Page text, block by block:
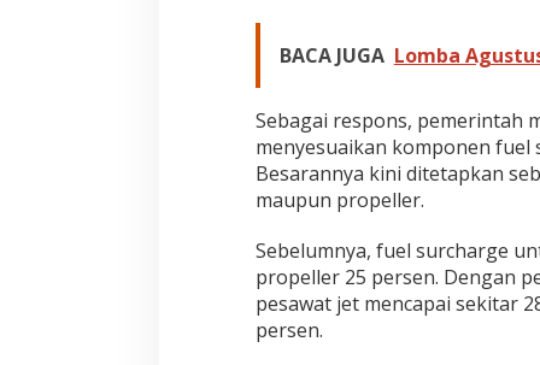
BACA JUGA Lomba
Sebagai respons, pemerintah
menyesuaikan komponen fuel
Besarannya kini ditetapkan
maupun propeller.
Sebelumnya, fuel surcharge
propeller 25 persen. Dengan
pesawat jet mencapai sekitar
persen.